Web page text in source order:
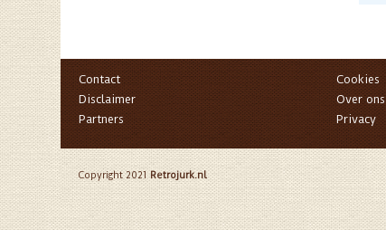
Contact
Cookies
Disclaimer
Over ons
Partners
Privacy
Copyright 2021Retrojurk.nl